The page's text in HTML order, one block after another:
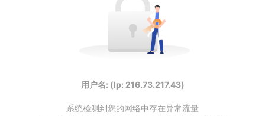
用户名: (Ip: 216.73.217.43)
系统检测到您的网络中存在异常流量